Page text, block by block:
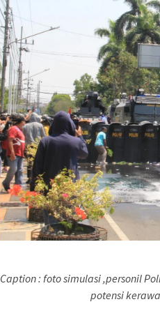
Caption : foto simulasi ,personil
potensi